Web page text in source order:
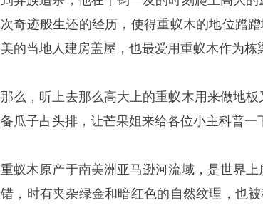
次奇迹般生还的经历，使得重蚁木的地位蹭
美的当地人建房盖屋，也最爱用重蚁木作为
那么，听上去那么高大上的重蚁木用来做地
备瓜子占头排，让芒果姐来给各位小主科普一
重蚁木原产于南美洲亚马逊河流域，是世界
错，时有夹杂绿金和暗红色的自然纹理，也